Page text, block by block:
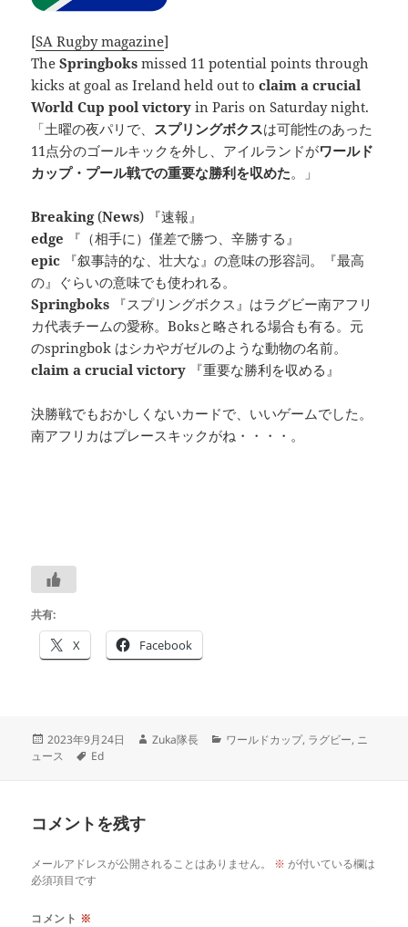
[SA Rugby magazine]
TheSpringboks missed 11 potential points through
kicks at goal as Ireland held out toclaim a crucial
World Cup pool victoryin Paris on Saturday night.
「土曜の夜パリで、 スプリングボクスは可能性のあった
11点分のゴールキックを外し、アイルランドがワールド
カップ・プール戦での重要な勝利を収めた。」
Breaking(News) 『速報』
edge
『（相手に）僅差で勝つ、辛勝する』
epic
『叙事詩的な、壮大な』の意味の形容詞。『最高
の』ぐらいの意味でも使われる。
Springboks 『スプリングボクス』はラグビー南アフリ
カ代表チームの愛称。Boksと略される場合も有る。元
のspringbok はシカやガゼルのような動物の名前。
claim a crucial victory 『重要な勝利を収める』
決勝戦でもおかしくないカードで、いいゲームでした。
南アフリカはプレースキックがね・・・・。
共有:
X Facebook
投
稿
2023年9月24日
作
Zuka隊長
カ
ワールドカップ, ラグビー, ニ
ュース
タ
Ed
コメントを残す
メールアドレスが公開されることはありません。 ※ が付いている欄は
必須項目です
コメント ※